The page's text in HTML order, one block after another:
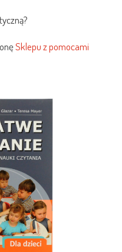
Sklepu z pomocami